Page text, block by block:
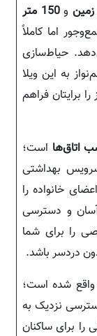
و
150 متر
اما کاملاً
حیاط‌سازی
به این ویلا
برایتان فراهم
اتاق‌ها است؛
بهداشتی
خانواده را
و دسترسی
را برای شما
دردسر باشد.
واقع شده است؛
نزدیک به
را برای ساکنان